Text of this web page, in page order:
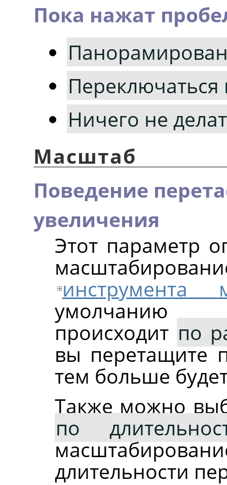
Пока нажат
Ничего не
Масштаб
Поведение
увеличения
Этот параметр
инструмента
умолчанию
происходит по
вы перетащите
тем больше
Также можно
по
длительности